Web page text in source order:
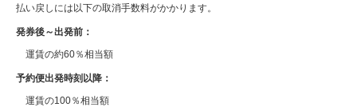
払い戻しには以下の取消手数料がかかります。
発券後～出発前：
運賃の約60％相当額
予約便出発時刻以降：
運賃の100％相当額